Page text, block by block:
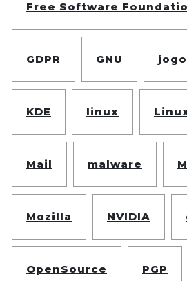
Free Software
GDPR GNU
KDE linux
Mail malware
Mozilla NVIDIA
OpenSource PGP